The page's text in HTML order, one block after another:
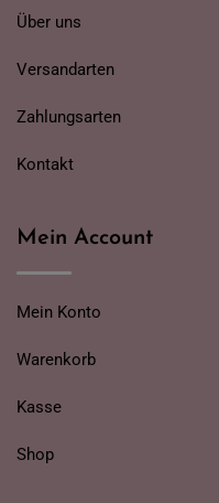
Über uns
Versandarten
Zahlungsarten
Kontakt
Mein Account
Mein Konto
Warenkorb
Kasse
Shop